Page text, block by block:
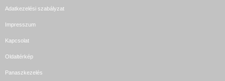
Adatkezelési szabályzat
Impresszum
Kapcsolat
Oldaltérkép
Panaszkezelés